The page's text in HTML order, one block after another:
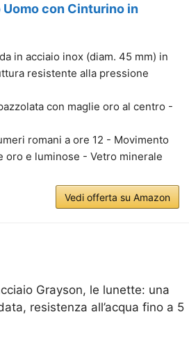
con Cinturino in
in acciaio inox (diam. 45 mm) in
resistente alla pressione
con maglie oro al centro -
romani a ore 12 - Movimento
oro e luminose - Vetro minerale
Vedi offerta su Amazon
Grayson, le lunette: una
resistenza all’acqua fino a 5